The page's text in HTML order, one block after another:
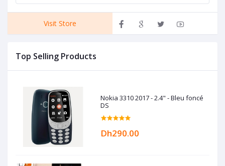
Visit Store
Top Selling Products
Nokia 3310 2017 - 2.4" - Bleu foncé
DS
Dh290.00